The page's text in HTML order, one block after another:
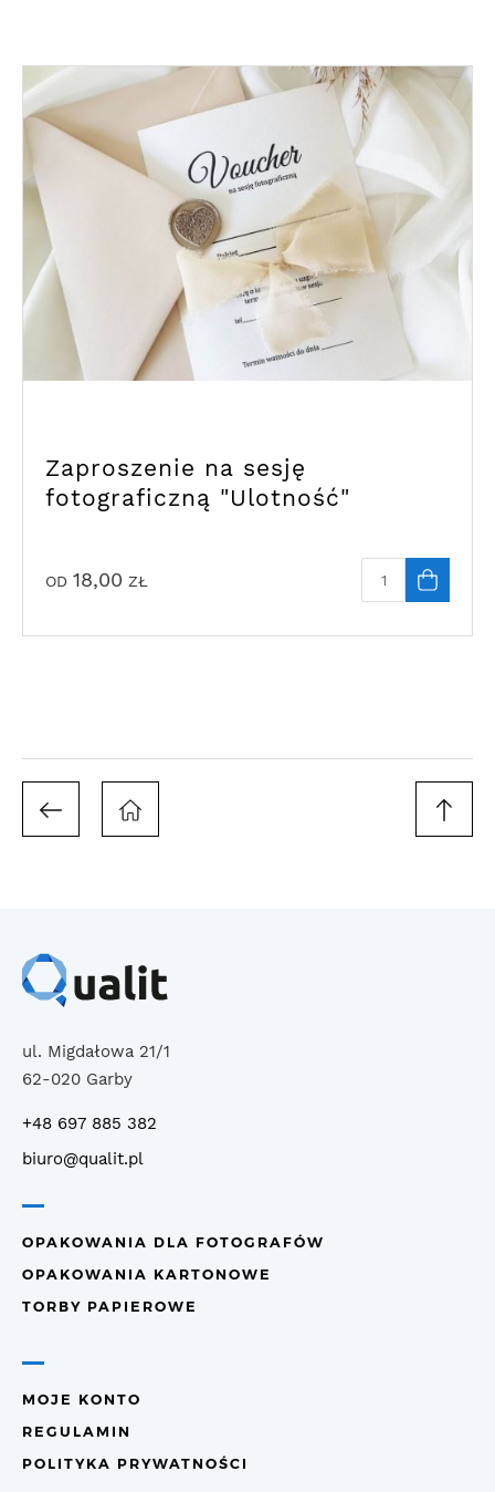
Zaproszenie na sesję
fotograficzną "Ulotność"
OD 18,00 ZŁ
ul. Migdałowa 21/1
62-020 Garby
+48 697 885 382
biuro@qualit.pl
OPAKOWANIA DLA FOTOGRAFÓW
OPAKOWANIA KARTONOWE
TORBY PAPIEROWE
MOJE KONTO
REGULAMIN
POLITYKA PRYWATNOŚCI